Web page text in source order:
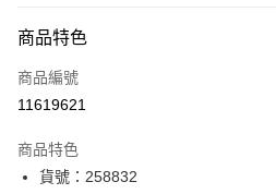
icash Pay
信用卡一次付款
Apple Pay
商品特色
商品編號
11619621
商品特色
貨號：258832